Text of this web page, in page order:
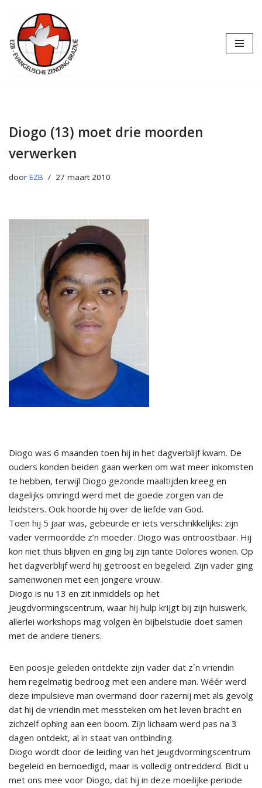
Ga
naar
de
inhoud
Diogo (13) moet drie moorden
verwerken
door EZB 27 maart 2010
Diogo was 6 maanden toen hij in het dagverblijf kwam. De
ouders konden beiden gaan werken om wat meer inkomsten
te hebben, terwijl Diogo gezonde maaltijden kreeg en
dagelijks omringd werd met de goede zorgen van de
leidsters. Ook hoorde hij over de liefde van God.
Toen hij 5 jaar was, gebeurde er iets verschrikkelijks: zijn
vader vermoordde z’n moeder. Diogo was ontroostbaar. Hij
kon niet thuis blijven en ging bij zijn tante Dolores wonen. Op
het dagverblijf werd hij getroost en begeleid. Zijn vader ging
samenwonen met een jongere vrouw.
Diogo is nu 13 en zit inmiddels op het
Jeugdvormingscentrum, waar hij hulp krijgt bij zijn huiswerk,
allerlei workshops mag volgen èn bijbelstudie doet samen
met de andere tieners.
Een poosje geleden ontdekte zijn vader dat z´n vriendin
hem regelmatig bedroog met een andere man. Wéér werd
deze impulsieve man overmand door razernij met als gevolg
dat hij de vriendin met messteken om het leven bracht en
zichzelf ophing aan een boom. Zijn lichaam werd pas na 3
dagen ontdekt, al in staat van ontbinding.
Diogo wordt door de leiding van het Jeugdvormingscentrum
begeleid en bemoedigd, maar is volledig ontredderd. Bidt u
met ons mee voor Diogo, dat hij in deze moeilijke periode